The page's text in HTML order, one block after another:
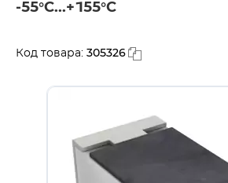
-55°С...+155°С
Код товара: 305326